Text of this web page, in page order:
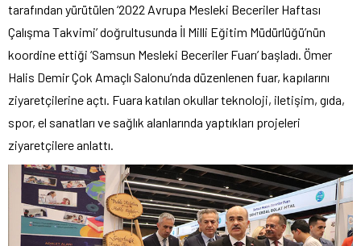
tarafından yürütülen ‘2022 Avrupa Mesleki Beceriler Haftası
Çalışma Takvimi’ doğrultusunda İl Milli Eğitim Müdürlüğü’nün
koordine ettiği ‘Samsun Mesleki Beceriler Fuarı’ başladı. Ömer
Halis Demir Çok Amaçlı Salonu’nda düzenlenen fuar, kapılarını
ziyaretçilerine açtı. Fuara katılan okullar teknoloji, iletişim, gıda,
spor, el sanatları ve sağlık alanlarında yaptıkları projeleri
ziyaretçilere anlattı.